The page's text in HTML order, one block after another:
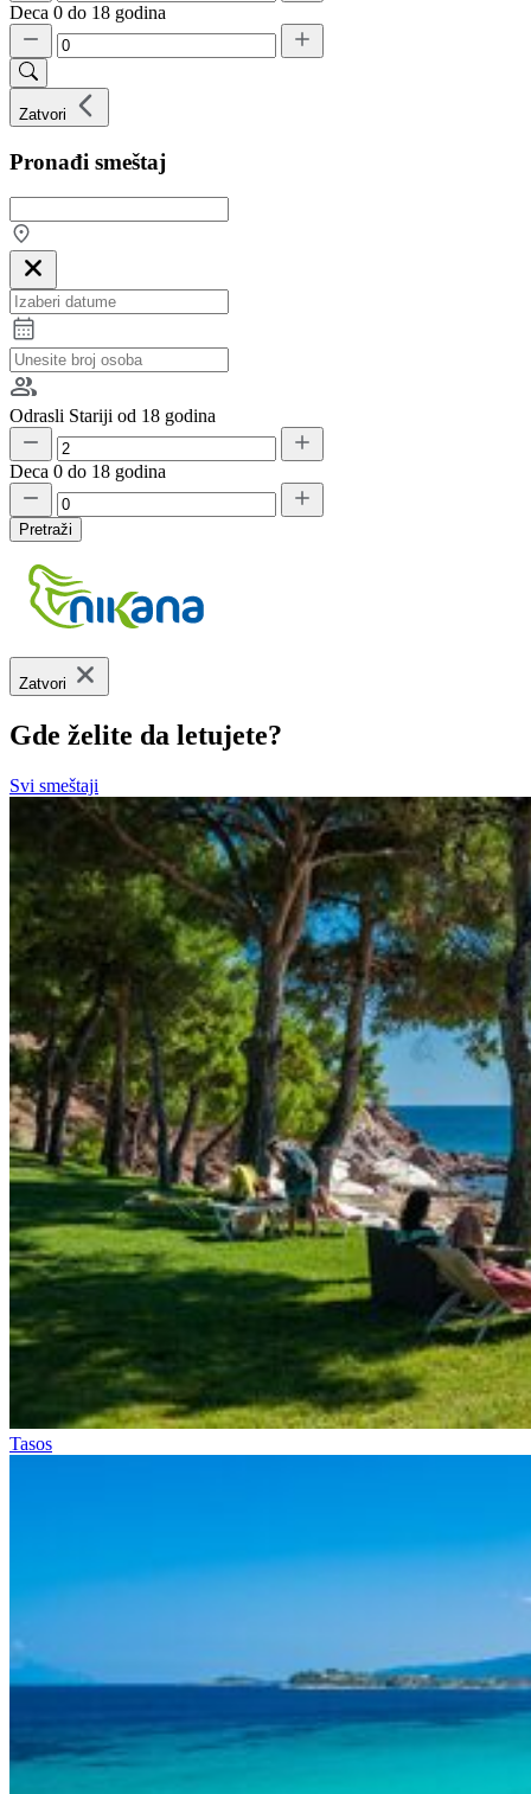
Deca 0 do 18 godina
Zatvori
Pronađi smeštaj
Odrasli Stariji od 18 godina
Deca 0 do 18 godina
Pretraži
Zatvori
Gde želite da letujete?
Svi smeštaji
Tasos